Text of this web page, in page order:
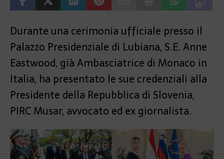
Durante una cerimonia ufficiale presso il
Palazzo Presidenziale di Lubiana, S.E. Anne
Eastwood, già Ambasciatrice di Monaco in
Italia, ha presentato le sue credenziali alla
Presidente della Repubblica di Slovenia,
PIRC Musar, avvocato ed ex giornalista.